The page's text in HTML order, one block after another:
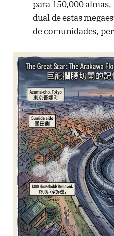
para 150,000
dual de estas
de comunidades,